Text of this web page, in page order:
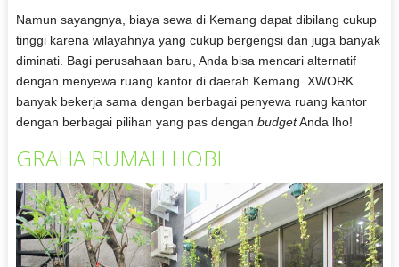
Namun sayangnya, biaya sewa di Kemang dapat dibilang cukup
tinggi karena wilayahnya yang cukup bergengsi dan juga banyak
diminati. Bagi perusahaan baru, Anda bisa mencari alternatif
dengan menyewa ruang kantor di daerah Kemang. XWORK
banyak bekerja sama dengan berbagai penyewa ruang kantor
dengan berbagai pilihan yang pas dengan budgetAnda lho!
GRAHA RUMAH HOBI